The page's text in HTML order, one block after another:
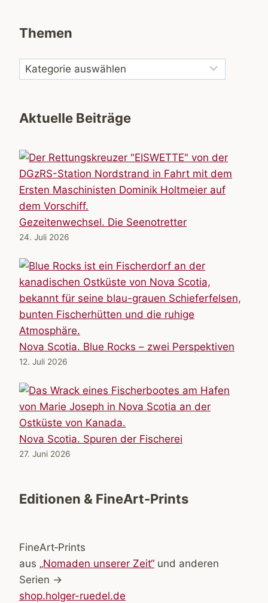
Themen
Aktuelle Beiträge
Gezeitenwechsel. Die Seenotretter
24. Juli 2026
Nova Scotia. Blue Rocks – zwei Perspektiven
12. Juli 2026
Nova Scotia. Spuren der Fischerei
27. Juni 2026
Editionen & FineArt-Prints
FineArt‑Prints
aus „Nomaden unserer Zeit“ und anderen
Serien →
shop.holger-ruedel.de